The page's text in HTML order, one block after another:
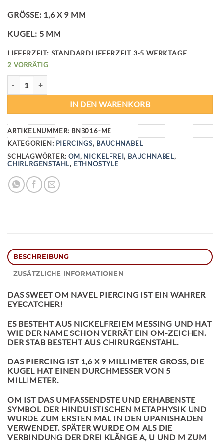
GRÖSSE: 1,6 X 9 MM
KUGEL: 5 MM
LIEFERZEIT: STANDARDLIEFERZEIT 3-5 WERKTAGE
2 VORRÄTIG
IN DEN WARENKORB
ARTIKELNUMMER: BNB016-ME
KATEGORIEN: PIERCINGS, BAUCHNABEL
SCHLAGWÖRTER:OM, NICKELFREI, BAUCHNABEL,
CHIRURGENSTAHL, ETHNOSTYLE
BESCHREIBUNG
ZUSÄTZLICHE INFORMATIONEN
DASSWEET OM NAVEL PIERCING IST EIN WAHRER
EYECATCHER!
ES BESTEHT AUS NICKELFREIEM MESSING UND HAT
WIE DER NAME SCHON VERRÄT EIN OM-ZEICHEN.
DER STAB BESTEHT AUS CHIRURGENSTAHL.
DAS PIERCING IST 1,6 X 9 MILLIMETER GROSS, DIE K
UGEL HAT EINEN DURCHMESSER VON 5 M
ILLIMETER.
OM IST DAS UMFASSENDSTE UND ERHABENSTE
SYMBOL DER HINDUISTISCHEN METAPHYSIK UND
WURDE ZUM ERSTEN MAL IN DEN UPANISHADEN
VERWENDET. SPÄTER WURDEOM ALS DIE
VERBINDUNG DER DREI KLÄNGE A, U UND M ZUM